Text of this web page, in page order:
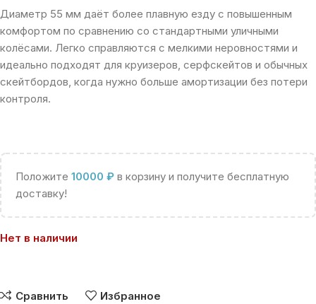
Диаметр 55 мм даёт более плавную езду с повышенным
комфортом по сравнению со стандартными уличными
колёсами. Легко справляются с мелкими неровностями и
идеально подходят для круизеров, серфскейтов и обычных
скейтбордов, когда нужно больше амортизации без потери
контроля.
Положите 10000 ₽ в корзину и получите бесплатную
доставку!
Нет в наличии
Сравнить Избранное